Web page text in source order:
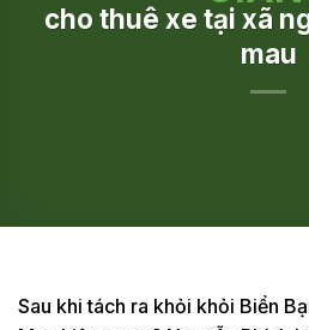
cho thuê xe tại xã
mau
Sau khi tách ra khỏi khỏi Biển